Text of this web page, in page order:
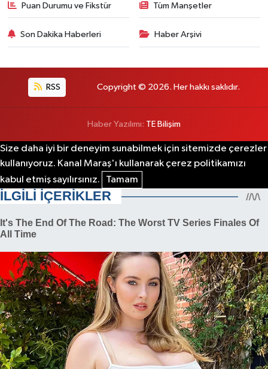
Puan Durumu ve Fikstür Tüm Manşetler
Son Dakika Haberleri Haber Arşivi
RSS Copyright © 2026. Her hakkı saklıdır.
Haber Yazılımı: TE Bilişim
Size daha iyi bir deneyim sunabilmek için sitemizde çerezler
kullanıyoruz. Kanal Maraş'ı kullanarak çerez politikamızı
kabul etmiş sayılırsınız.
Tamam